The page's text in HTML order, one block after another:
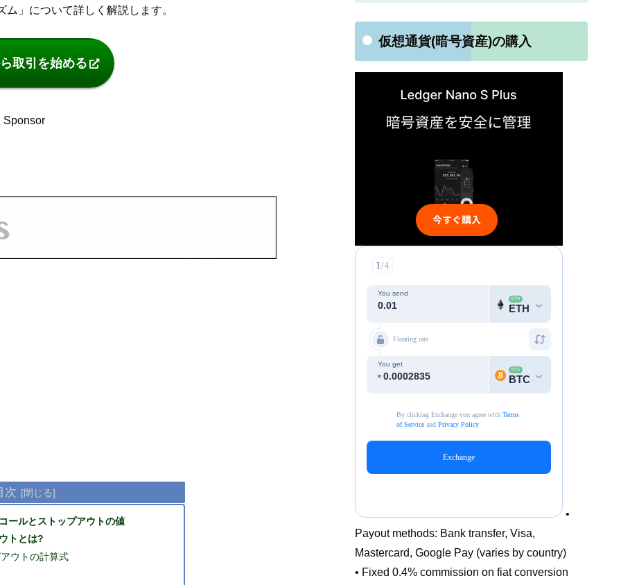
」について詳しく解説します。
取引を始める
Sponsor
次
ールとストップアウトの値
トとは?
ウトの計算式
仮想通貨(暗号資産)の購入
•
Payout methods: Bank transfer, Visa,
Mastercard, Google Pay (varies by country)
• Fixed 0.4% commission on fiat conversion